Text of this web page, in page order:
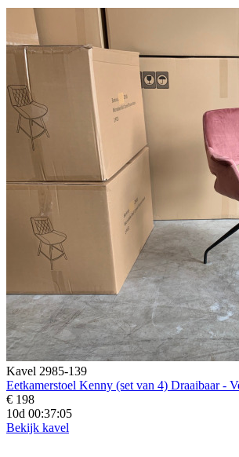
Kavel 2985-139
Eetkamerstoel Kenny (set van 4) Draaibaar -
€ 198
10d 00:37:04
Bekijk kavel